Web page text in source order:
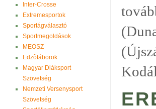
Inter-Crosse
Extremesportok
Sportágválasztó
Sportmegoldások
MEOSZ
Edzõtáborok
Magyar Diáksport
Szövetség
Nemzeti Versenysport
Szövetség